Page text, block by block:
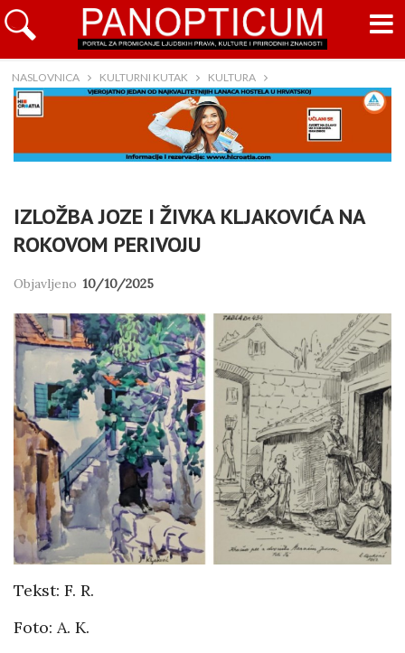
NASLOVNICA KULTURNI KUTAK KULTURA
IZLOŽBA JOZE I ŽIVKA KLJAKOVIĆA NA
ROKOVOM PERIVOJU
Objavljeno 10/10/2025
Tekst: F. R.
Foto: A. K.